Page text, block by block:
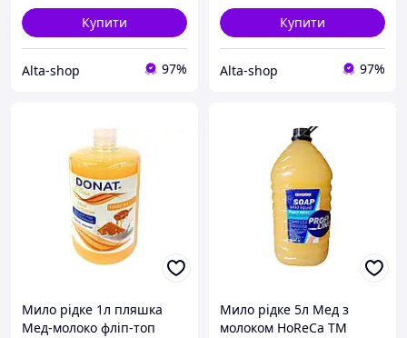
Купити
Alta-shop 97%
Купити
Alta-shop 97%
Мило рідке 1л пляшка
Мед-молоко фліп-топ
Мило рідке 5л Мед з
молоком HoReCa ТМ